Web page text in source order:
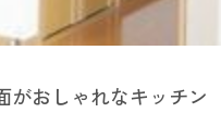
がおしゃれなキッチン